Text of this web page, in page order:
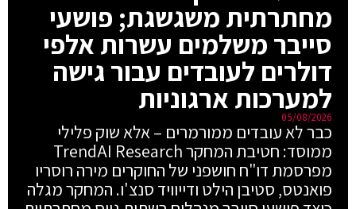
מחתרתית משגשגת; פושעי
סייבר משלמים עשרות אלפי
דולרים לעובדים עבור גישה
למערכות ארגוניות
05/08/2026
כבר לא עובדים ממורמרים – אלא שוק פלילי
ממוסד: חטיבת המחקר TrendAI Research
מפרסמת דו"ח חושפני של החוקרים מירה רוסריו
פואנטס, סטיבן הילט ודייוויד סנצ'ו. המחקר מגלה